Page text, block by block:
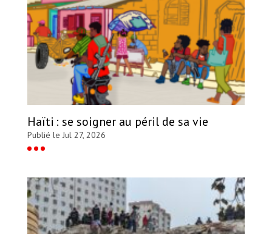
Haïti : se soigner au péril de sa vie
Publié le Jul 27, 2026